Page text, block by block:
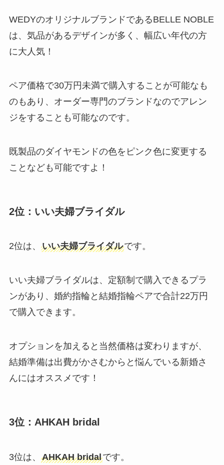
WEDYのオリジナルブランドであるBELLE NOBLE
は、気品があるデザインが多く、幅広い年代の方
に大人気！
ペア価格で30万円未満で購入することが可能なも
のもあり、オーダー専門のブランドなのでアレン
ジをすることも可能なのです。
既製品のダイヤモンドの色をピンク色に変更する
ことなども可能ですよ！
2位：いい夫婦ブライダル
2位は、 いい夫婦ブライダルです。
いい夫婦ブライダルは、定額制で購入できるプラ
ンがあり、婚約指輪と結婚指輪ペアで合計22万円
で購入できます。
オプションを加えると当然価格は変わりますが、
結婚準備は出費がかさむからと悩んでいる新婚さ
んにはオススメです！
3位：AHKAH bridal
3位は、 AHKAH bridalです。